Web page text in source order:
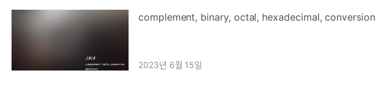
complement, binary, octal, hexadecimal, conversion
2023년 6월 15일